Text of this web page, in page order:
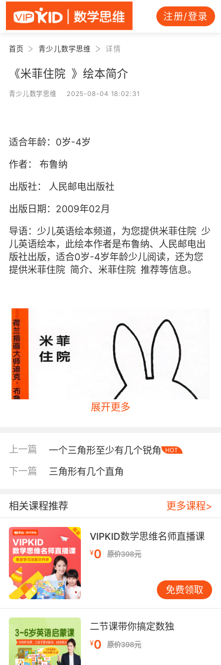
注册/登录
首页 青少儿数学思维 详情
《米菲住院 》绘本简介
青少儿数学思维 2025-08-04 18:02:31
适合年龄：0岁-4岁
作者：
布鲁纳
出版社：
人民邮电出版社
出版日期：2009年02月
导语：少儿英语绘本频道，为您提供米菲住院 少
儿英语绘本，此绘本作者是布鲁纳、人民邮电出
版社出版，适合0岁-4岁年龄少儿阅读，还为您
提供米菲住院 简介、米菲住院 推荐等信息。
内容简介
米菲绘本系列是由荷兰插画大师迪克·布鲁纳花费
作。小兔子米菲迄今已有五十多岁，她和她的亲
人、朋友们的故事被翻译成四十多种语言，风靡
全世界，陪伴了一代又一代孩子的婴儿期，给他
们带去了阅读启蒙。因此，米菲绘本被日本绘本
展开更多
上一篇 一个三角形至少有几个锐角 HOT
下一篇 三角形有几个直角
相关课程推荐 更多课程>
VIPKID数学思维名师直播课
¥0 原价398元
免费领取
二节课带你搞定数独
¥0 原价398元